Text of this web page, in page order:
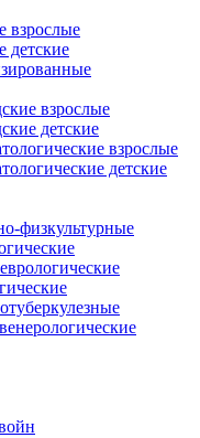
взрослые
детские
взрослые
детские
взрослые
детские
физкультурные